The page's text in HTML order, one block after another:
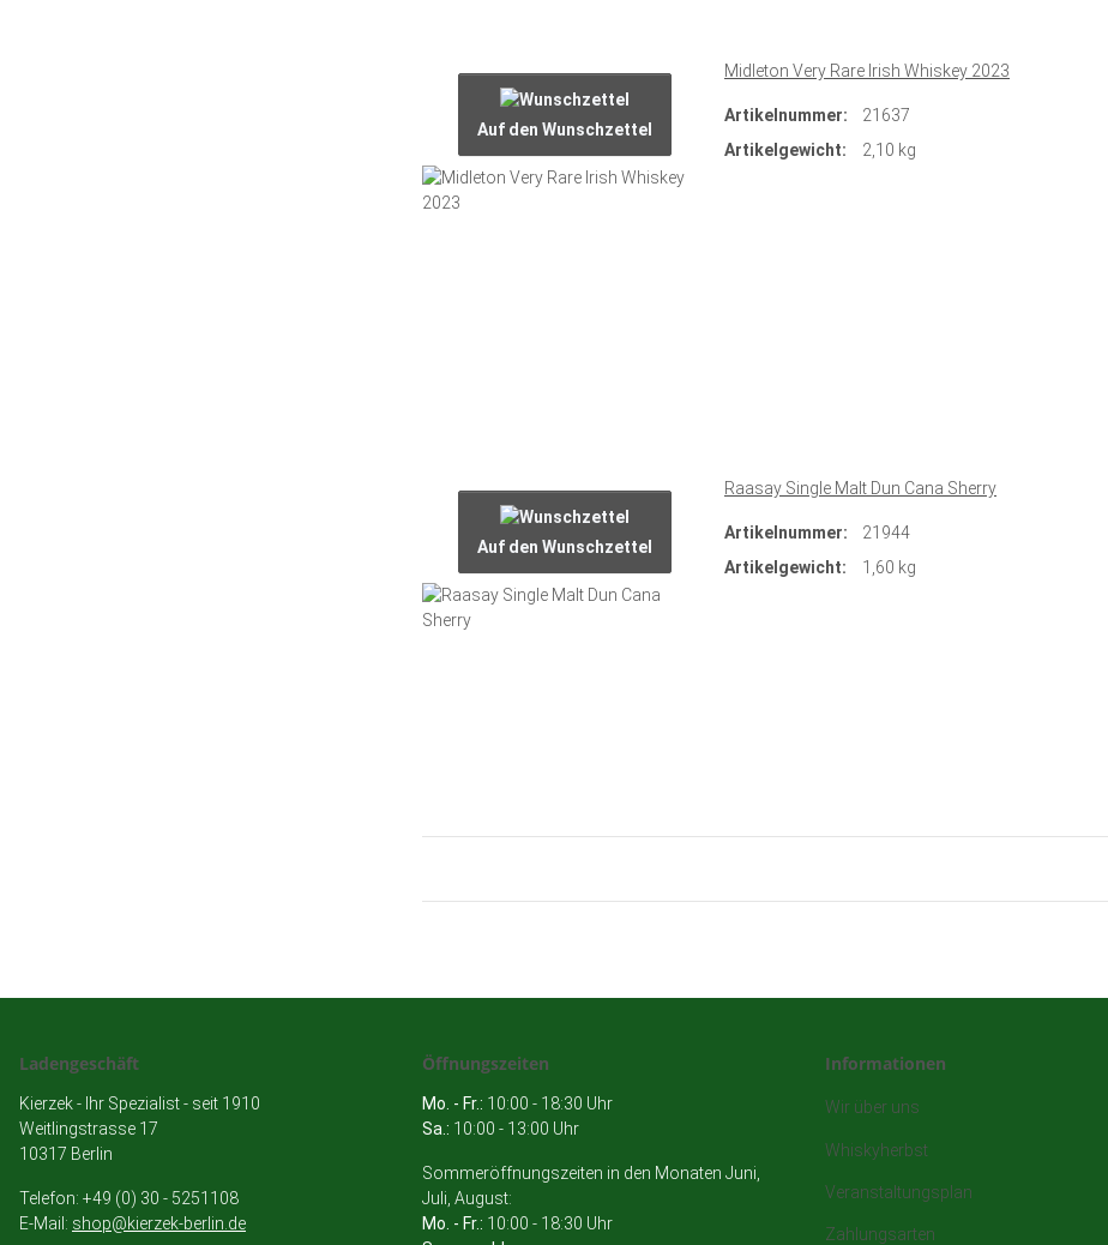
Auf den Wunschzettel
Midleton Very Rare Irish Whiskey 2023
Artikelnummer:
21637
Artikelgewicht:
2,10 kg
Auf den Wunschzettel
Raasay Single Malt Dun Cana Sherry
Artikelnummer:
21944
Artikelgewicht:
1,60 kg
Ladengeschäft
Kierzek - Ihr Spezialist - seit 1910
Weitlingstrasse 17
10317 Berlin
Telefon: +49 (0) 30 - 5251108
E-Mail: shop@kierzek-berlin.de
Öffnungszeiten
Mo. - Fr.: 10:00 - 18:30 Uhr
Sa.: 10:00 - 13:00 Uhr
Sommeröffnungszeiten in den Monaten Juni,
Juli, August:
Mo. - Fr.: 10:00 - 18:30 Uhr
Informationen
Wir über uns
Whiskyherbst
Veranstaltungsplan
Zahlungsarten